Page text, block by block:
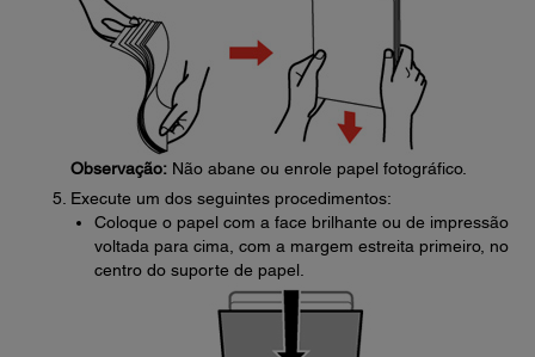
Observação: Não abane ou enrole papel fotográfico.
Execute um dos seguintes procedimentos:
Coloque o papel com a face brilhante ou de impressão
voltada para cima, com a margem estreita primeiro, no
centro do suporte de papel.